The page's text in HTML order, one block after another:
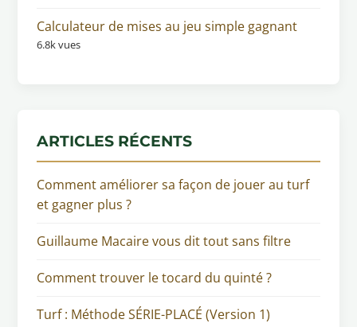
Calculateur de mises au jeu simple gagnant
6.8k vues
ARTICLES RÉCENTS
Comment améliorer sa façon de jouer au turf
et gagner plus ?
Guillaume Macaire vous dit tout sans filtre
Comment trouver le tocard du quinté ?
Turf : Méthode SÉRIE-PLACÉ (Version 1)